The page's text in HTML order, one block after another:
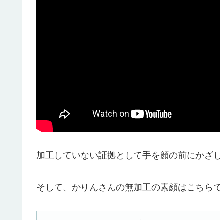
加工していない証拠として手を顔の前にかざ
そして、かりんさんの無加工の素顔はこちらで